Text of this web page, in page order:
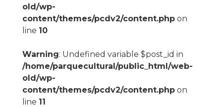
old/wp-
content/themes/pcdv2/content.phpon
line 10
Warning: Undefined variable $post_id in
/home/parquecultural/public_html/web-
old/wp-
content/themes/pcdv2/content.phpon
line 11